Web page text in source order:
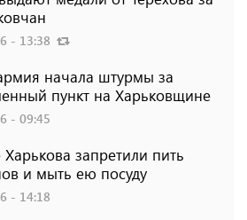
- 13:38
начала штурмы за
пункт на Харьковщине
- 09:45
запретили пить
и мыть ею посуду
- 14:18